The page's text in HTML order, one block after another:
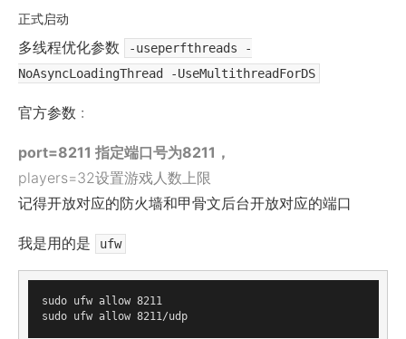
正式启动
多线程优化参数
-useperfthreads -
NoAsyncLoadingThread -UseMultithreadForDS
官方参数 :
port=8211 指定端口号为8211，
players=32设置游戏人数上限
记得开放对应的防火墙和甲骨文后台开放对应的端口
我是用的是 ufw
sudo ufw allow 8211
sudo ufw allow 8211/udp